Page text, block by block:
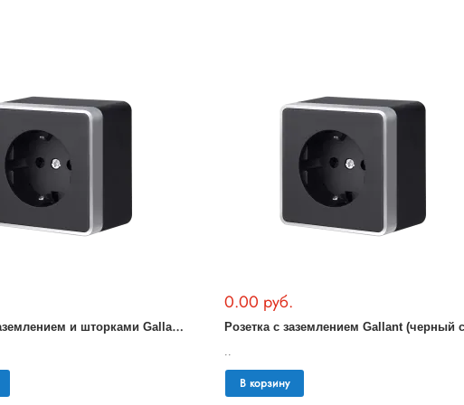
Р
озетка с заземлением и шторками Gallant (черный с серебром) WL15-02-02
0.00 руб.
..
В корзину